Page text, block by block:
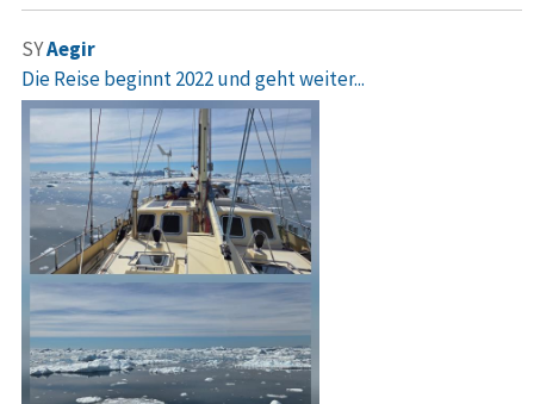
SYAegir
Die Reise beginnt 2022 und geht weiter...